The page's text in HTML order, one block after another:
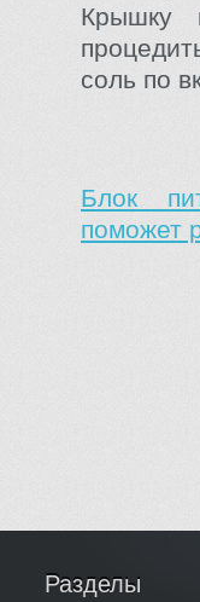
Крышку
соль по
Блок
поможет
Разделы